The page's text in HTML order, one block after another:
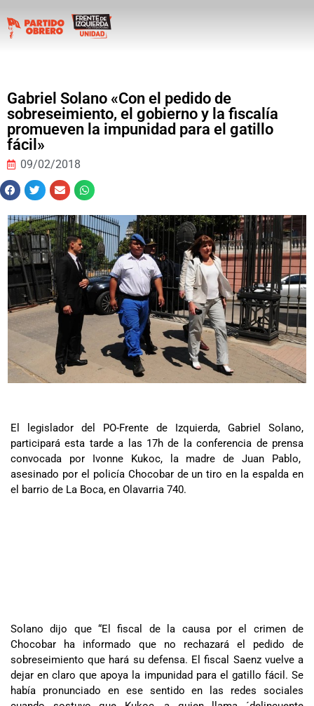
Gabriel Solano «Con el pedido de
sobreseimiento, el gobierno y la fiscalía
promueven la impunidad para el gatillo
fácil»
09/02/2018
El legislador del PO-Frente de Izquierda, Gabriel Solano,
participará esta tarde a las 17h de la conferencia de prensa
convocada por Ivonne Kukoc, la madre de Juan Pablo,
asesinado por el policía Chocobar de un tiro en la espalda en
el barrio de La Boca, en Olavarria 740.
Solano dijo que “El fiscal de la causa por el crimen de
Chocobar ha informado que no rechazará el pedido de
sobreseimiento que hará su defensa. El fiscal Saenz vuelve a
dejar en claro que apoya la impunidad para el gatillo fácil. Se
había pronunciado en ese sentido en las redes sociales